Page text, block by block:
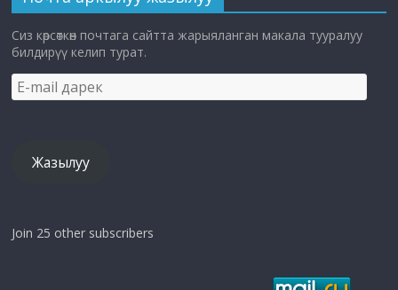
Сиз көрсөткөн почтага сайтта жарыяланган макала тууралуу
билдирүү келип турат.
E-
mail
Жазылуу
Join 25 other subscribers